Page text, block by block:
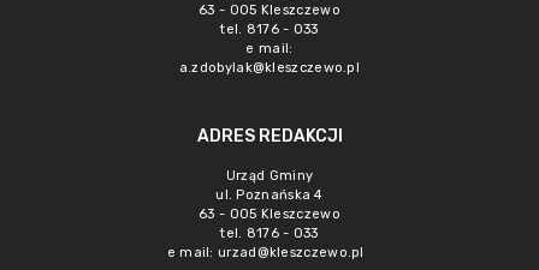
63 - 005 Kleszczewo
tel. 8176 - 033
e mail:
a.zdobylak@kleszczewo.pl
ADRES REDAKCJI
Urząd Gminy
ul. Poznańska 4
63 - 005 Kleszczewo
tel. 8176 - 033
e mail: urzad@kleszczewo.pl